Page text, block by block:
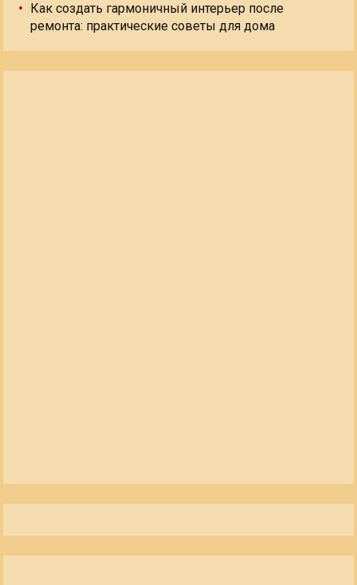
Как создать гармоничный интерьер после
ремонта: практические советы для дома